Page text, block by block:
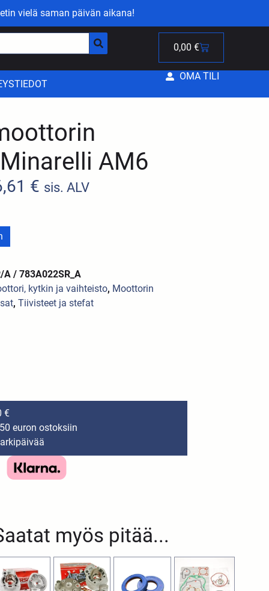
vielä saman päivän aikana!
0,00 €
OMA TILI
AM6
€ sis. ALV
/ 783A022SR_A
kytkin ja vaihteisto, Moottorin
,Tiivisteet ja stefat
€
euron ostoksiin
myös pitää...